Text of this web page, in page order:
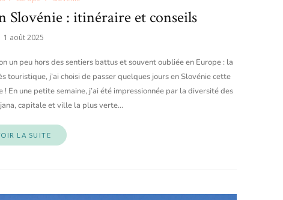
Slovénie : itinéraire et conseils
1 août 2025
un peu hors des sentiers battus et souvent oubliée en Europe : la
j’ai choisi de passer quelques jours en Slovénie cette
En une petite semaine, j’ai été impressionnée par la diversité des
capitale et ville la plus verte…
LA SUITE